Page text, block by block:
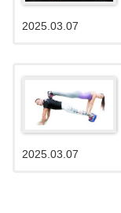
2025.03.07
2025.03.07